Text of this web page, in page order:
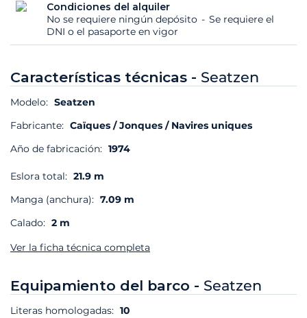
Condiciones del alquiler
No se requiere ningún depósito
Se requiere el
DNI o el pasaporte en vigor
Características técnicas - Seatzen
Modelo: Seatzen
Fabricante: Caïques / Jonques / Navires uniques
Año de fabricación: 1974
Eslora total: 21.9 m
Manga (anchura): 7.09 m
Calado: 2 m
Ver la ficha técnica completa
Equipamiento del barco - Seatzen
Literas homologadas: 10